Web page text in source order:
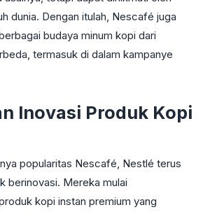
dunia. Dengan itulah, Nescafé juga
budaya minum kopi dari
termasuk di dalam kampanye
Inovasi Produk Kopi
popularitas Nescafé, Nestlé terus
berinovasi. Mereka mulai
kopi instan premium yang